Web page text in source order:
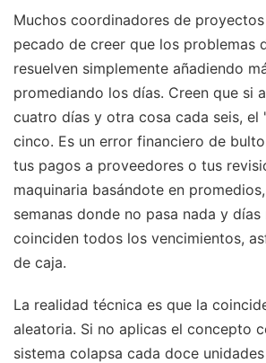
Muchos coordinadores de
pecado de creer que los problemas
resuelven simplemente añadiendo
promediando los días. Creen que si
cuatro días y otra cosa cada seis, el
cinco. Es un error financiero de
tus pagos a proveedores o tus
maquinaria basándote en
semanas donde no pasa nada y
coinciden todos los vencimientos,
de caja.
La realidad técnica es que la
aleatoria. Si no aplicas el concepto
sistema colapsa cada doce